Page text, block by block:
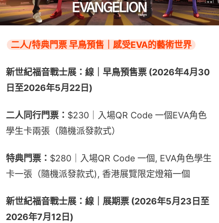
二人/特典門票 早鳥預售｜感受EVA的藝術世界
新世紀福音戰士展：線｜早鳥預售票 (2026年4月30
日至2026年5月22日)
二人同行門票： $230｜入場QR Code 一個EVA角色
學生卡兩張（隨機派發款式）
特典門票： $280｜入場QR Code 一個, EVA角色學生
卡一張（隨機派發款式), 香港展覽限定燈箱一個
新世紀福音戰士展：線｜展期票 (2026年5月23日至
2026年7月12日)